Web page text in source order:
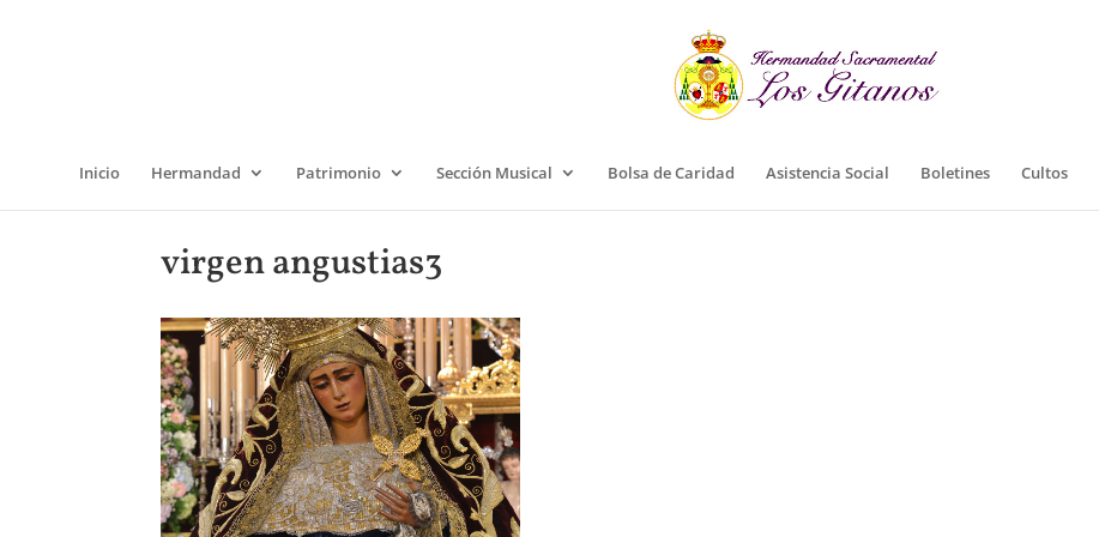
Inicio Hermandad Patrimonio Sección Musical Bolsa de Caridad Asistencia Social Boletines Cultos
virgen angustias3